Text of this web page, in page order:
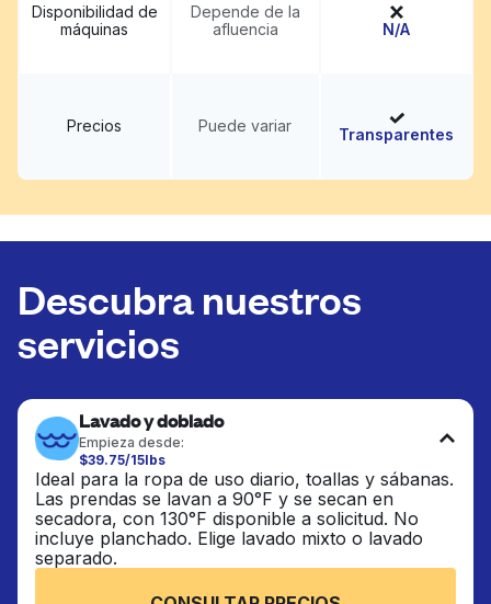
Disponibilidad de
máquinas
Depende de la
afluencia
N/A
Precios Puede variar Transparentes
Descubra nuestros
servicios
Lavado y doblado
Empieza desde:
$39.75/15lbs
Ideal para la ropa de uso diario, toallas y sábanas.
Las prendas se lavan a 90°F y se secan en
secadora, con 130°F disponible a solicitud. No
incluye planchado. Elige lavado mixto o lavado
separado.